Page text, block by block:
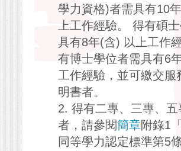
學力資格)者需具有10
上工作經驗。 得有碩
具有8年(含) 以上工作
有博士學位者需具有6
工作經驗，並可繳交服
明書者。
2. 得有二專、三專、五
者，請參閱簡章附錄1
同等學力認定標準第5條